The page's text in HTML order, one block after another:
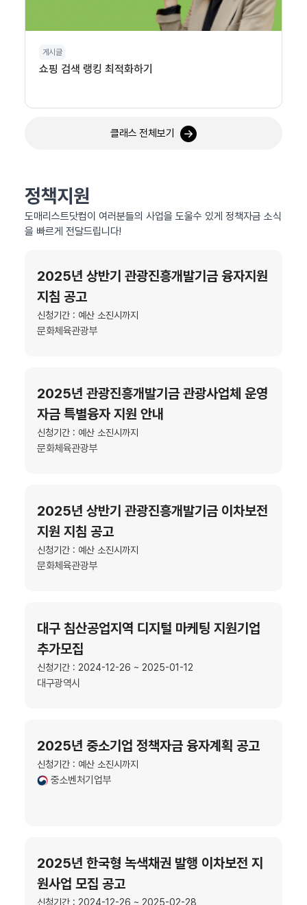
게시글
쇼핑 검색 랭킹 최적화하기
클래스 전체보기
정책지원
도매리스트닷컴이 여러분들의 사업을 도울수 있게 정책자금 소식
을 빠르게 전달드립니다!
2025년 상반기 관광진흥개발기금 융자지원
지침 공고
신청기간 : 예산 소진시까지
문화체육관광부
2025년 관광진흥개발기금 관광사업체 운영
자금 특별융자 지원 안내
신청기간 : 예산 소진시까지
문화체육관광부
2025년 상반기 관광진흥개발기금 이차보전
지원 지침 공고
신청기간 : 예산 소진시까지
문화체육관광부
대구 침산공업지역 디지털 마케팅 지원기업
추가모집
신청기간 : 2024-12-26 ~ 2025-01-12
대구광역시
2025년 중소기업 정책자금 융자계획 공고
신청기간 : 예산 소진시까지
중소벤처기업부
2025년 한국형 녹색채권 발행 이차보전 지
원사업 모집 공고
신청기간 : 2024-12-26 ~ 2025-02-28